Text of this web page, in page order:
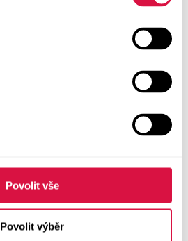
Povolit vše
Povolit výběr